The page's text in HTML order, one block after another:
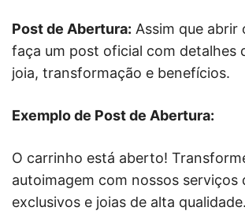
Post de Abertura: Assim que abrir
faça um post oficial com detalhes
joia, transformação e benefícios.
Exemplo de Post de Abertura:
O carrinho está aberto!
autoimagem com nossos serviços
exclusivos e joias de alta